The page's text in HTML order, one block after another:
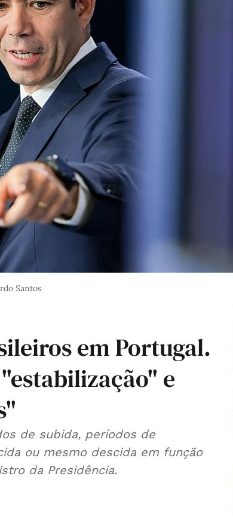
Santos
em Portugal.
e
de subida, períodos de
ou mesmo descida em função
da Presidência.